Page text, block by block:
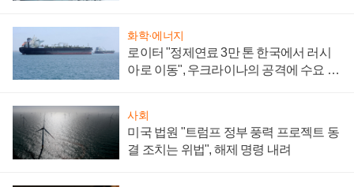
화학·에너지
로이터 "정제연료 3만 톤 한국에서 러시
아로 이동", 우크라이나의 공격에 수요 늘
사회
미국 법원 "트럼프 정부 풍력 프로젝트 동
결 조치는 위법", 해제 명령 내려